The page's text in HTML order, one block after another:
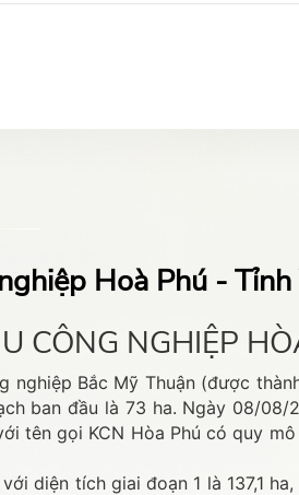
Hoà Phú -
CÔNG NGHIỆP
nghiệp Bắc Mỹ Thuận (được
ban đầu là 73 ha. Ngày 08/
tên gọi KCN Hòa Phú có quy
diện tích giai đoạn 1 là 137,1